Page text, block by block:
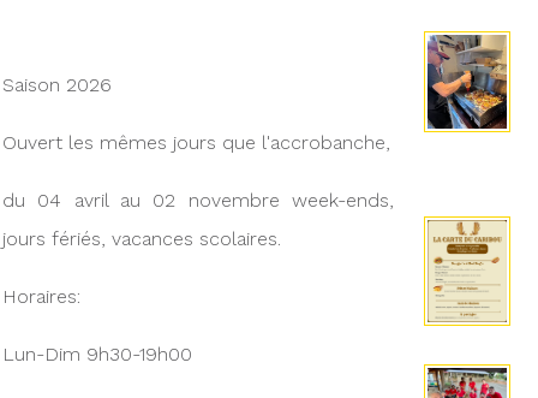
Saison 2026
Ouvert les mêmes jours que l'accrobanche,
du 04 avril au 02 novembre week-ends,
jours fériés, vacances scolaires.
Horaires:
Lun-Dim 9h30-19h00